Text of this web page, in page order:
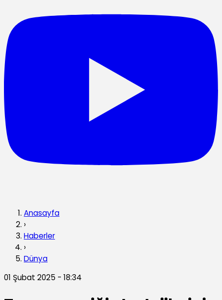
Anasayfa
›
Haberler
›
Dünya
01 Şubat 2025 - 18:34